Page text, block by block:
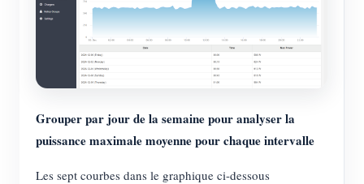
Grouper par jour de la semaine pour analyser la
puissance maximale moyenne pour chaque intervalle
Les sept courbes dans le graphique ci-dessous